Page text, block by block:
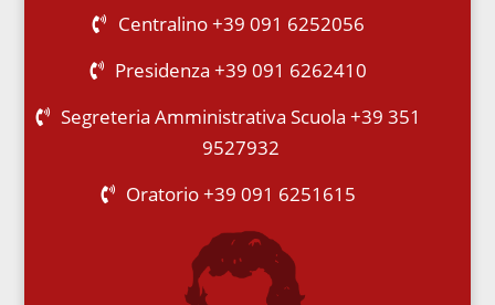
Centralino +39 091 6252056
Presidenza +39 091 6262410
Segreteria Amministrativa Scuola +39 351
9527932
Oratorio +39 091 6251615